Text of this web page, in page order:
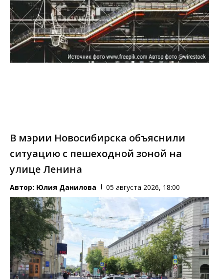
В мэрии Новосибирска объяснили
ситуацию с пешеходной зоной на
улице Ленина
Автор: Юлия Данилова 05 августа 2026, 18:00